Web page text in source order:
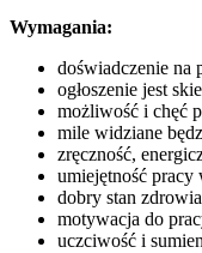
Wymagania:
doświadczenie na
ogłoszenie jest
możliwość i chęć
mile widziane
zręczność,
umiejętność pracy
dobry stan
motywacja do
uczciwość i